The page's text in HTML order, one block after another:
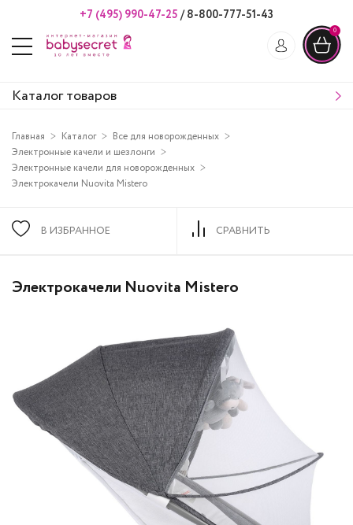
+7 (495) 990-47-25 /8-800-777-51-43
0
Каталог товаров
Главная Каталог
Все для новорожденных
Электронные качели и шезлонги
Электронные качели для новорожденных
Электрокачели Nuovita Mistero
В ИЗБРАННОЕ СРАВНИТЬ
Электрокачели Nuovita Mistero